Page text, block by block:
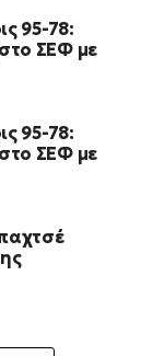
95-78:
ΣΕΦ με
95-78:
ΣΕΦ με